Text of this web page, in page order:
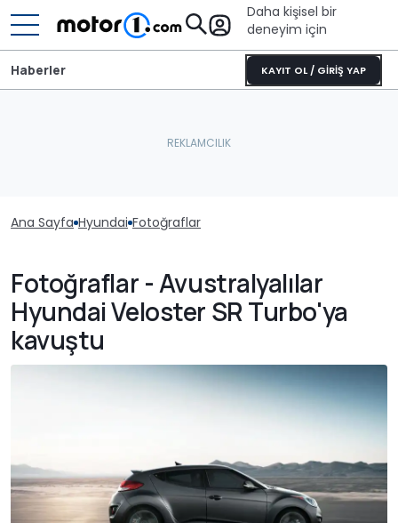
Daha kişisel bir
deneyim için
KAYIT OL / GİRİŞ YAP
Haberler
Ana Sayfa Hyundai Fotoğraflar
Fotoğraflar - Avustralyalılar
Hyundai Veloster SR Turbo'ya
kavuştu